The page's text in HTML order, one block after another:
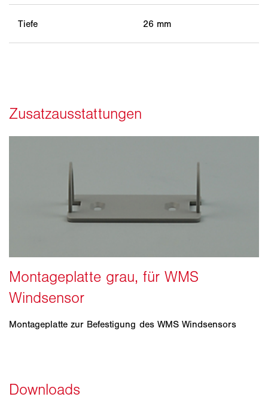
Tiefe 26 mm
Montageplatte zur Befestigung des WMS Windsensors